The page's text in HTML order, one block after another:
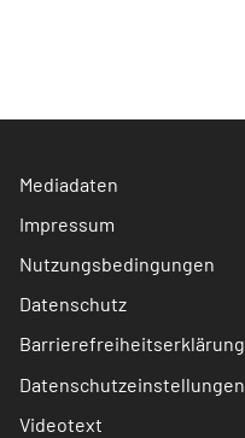
Mediadaten
Impressum
Nutzungsbedingungen
Datenschutz
Barrierefreiheitserklärung
Datenschutzeinstellungen
Videotext